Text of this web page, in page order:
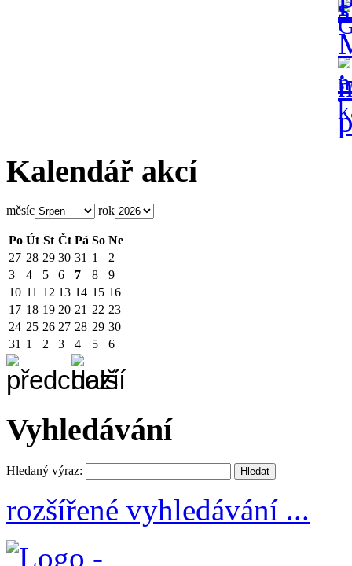
Kalendář akcí
měsíc rok
Po Út St Čt Pá So Ne
27 28 29 30 31 1
2
3
4 5 6 7 8
9
10 11 12 13 14 15 16
17 18 19 20 21 22 23
24 25 26 27 28 29 30
31 1 2 3 4 5 6
Vyhledávání
Hledaný výraz:
rozšířené vyhledávání ...